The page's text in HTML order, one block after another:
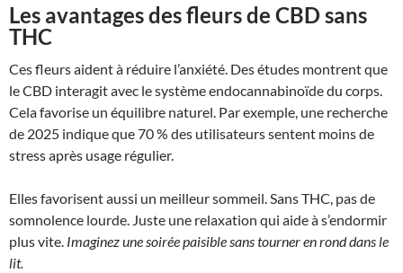
Les avantages des fleurs de CBD sans
THC
Ces fleurs aident à réduire l’anxiété. Des études montrent que
le CBD interagit avec le système endocannabinoïde du corps.
Cela favorise un équilibre naturel. Par exemple, une recherche
de 2025 indique que 70 % des utilisateurs sentent moins de
stress après usage régulier.
Elles favorisent aussi un meilleur sommeil. Sans THC, pas de
somnolence lourde. Juste une relaxation qui aide à s’endormir
plus vite. Imaginez une soirée paisible sans tourner en rond dans le
lit.